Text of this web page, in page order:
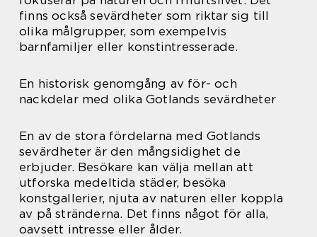
finns också sevärdheter som riktar sig till
olika målgrupper, som exempelvis
barnfamiljer eller konstintresserade.
En historisk genomgång av för- och
nackdelar med olika Gotlands sevärdheter
En av de stora fördelarna med Gotlands
sevärdheter är den mångsidighet de
erbjuder. Besökare kan välja mellan att
utforska medeltida städer, besöka
konstgallerier, njuta av naturen eller koppla
av på stränderna. Det finns något för alla,
oavsett intresse eller ålder.